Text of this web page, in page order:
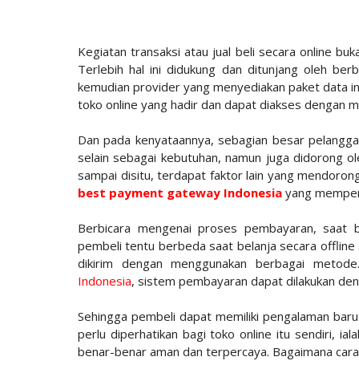
Kegiatan transaksi atau jual beli secara online
Terlebih hal ini didukung dan ditunjang oleh
kemudian provider yang menyediakan paket data
toko online yang hadir dan dapat diakses dengan
Dan pada kenyataannya, sebagian besar
selain sebagai kebutuhan, namun juga didorong
sampai disitu, terdapat faktor lain yang
best payment gateway Indonesia yang
Berbicara mengenai proses pembayaran, saat
pembeli tentu berbeda saat belanja secara offline
dikirim dengan menggunakan berbagai
Indonesia, sistem pembayaran dapat dilakukan
Sehingga pembeli dapat memiliki pengalaman
perlu diperhatikan bagi toko online itu sendiri,
benar-benar aman dan terpercaya. Bagaimana